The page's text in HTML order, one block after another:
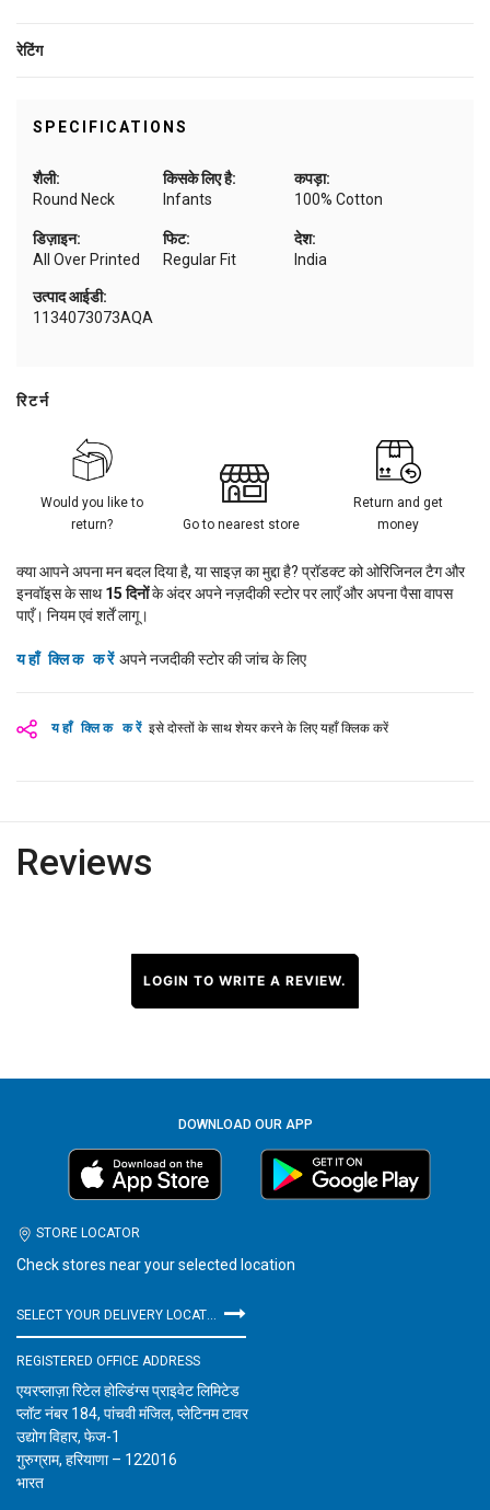
रेटिंग
SPECIFICATIONS
शैली:
Round Neck
किसके लिए है:
Infants
कपड़ा:
100% Cotton
डिज़ाइन:
All Over Printed
फिट:
Regular Fit
देश:
India
उत्पाद आईडी:
1134073073AQA
यहाँ क्लिक करें इसे दोस्तों के साथ शेयर करने के लिए यहाँ क्लिक करें
रिटर्न
Would you like to
return?
Go to nearest store
Return and get
money
क्या आपने अपना मन बदल दिया है, या साइज़ का मुद्दा है? प्रॉडक्ट को ओरिजिनल टैग और
इनवॉइस के साथ15 दिनोंके अंदर अपने नज़दीकी स्टोर पर लाएँ और अपना पैसा वापस
पाएँ। नियम एवं शर्तें लागू।
यहाँ क्लिक करें अपने नजदीकी स्टोर की जांच के लिए
Reviews
LOGIN TO WRITE A REVIEW.
DOWNLOAD OUR APP
STORE LOCATOR
Check stores near your selected location
REGISTERED OFFICE ADDRESS
एयरप्लाज़ा रिटेल होल्डिंग्स प्राइवेट लिमिटेड
प्लॉट नंबर 184, पांचवी मंजिल, प्लेटिनम टावर
उद्योग विहार, फेज-1
गुरुग्राम, हरियाणा – 122016
भारत